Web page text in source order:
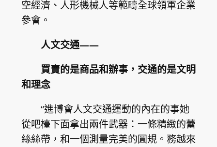
空經濟、人形機械人等範疇全球領軍企業
參會。
人文交通——
買賣的是商品和辦事，交通的是文明
和理念
“進博會人文交通運動的內在的事她
從吧檯下面拿出兩件武器：一條精緻的蕾
絲絲帶，和一個測量完美的圓規。務越來